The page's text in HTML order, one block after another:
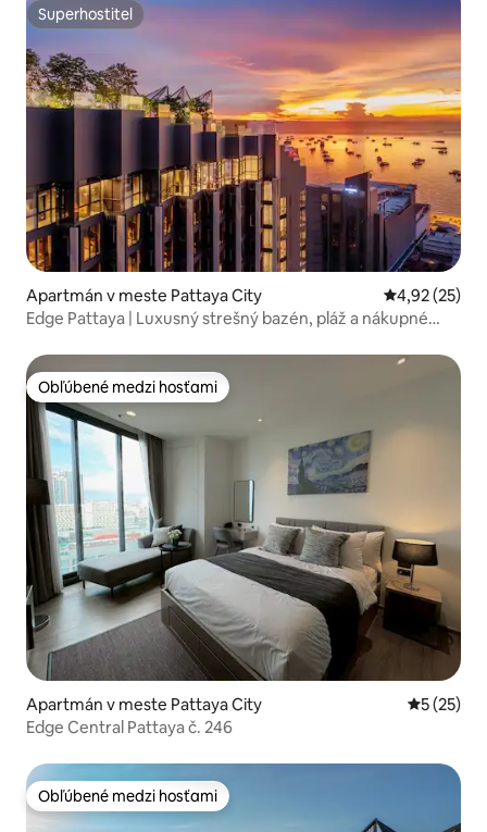
Superhostiteľ
Superhostiteľ
Apartmán v meste Pattaya City Priemerné
4,92 (25)
Edge Pattaya | Luxusný strešný bazén, pláž a nákupné
Obľúbené medzi hosťami
Obľúbené medzi hosťami
Apartmán v meste Pattaya City
5 (25)
Edge Central Pattaya č. 246
Obľúbené medzi hosťami
Obľúbené medzi hosťami